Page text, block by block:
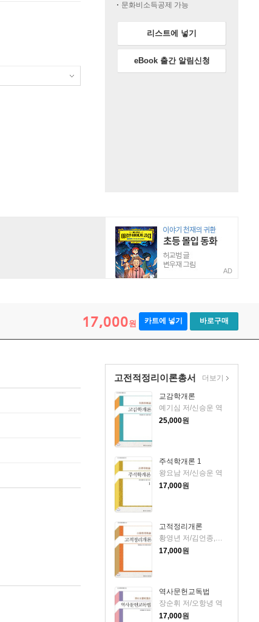
문화비소득공제 가능
리스트에 넣기
eBook 출간 알림신청
AD
17,000원 카트에 넣기 바로구매
고전적정리이론총서
교감학개론
예기심 저/신승운 역
25,000원
주석학개론 1
왕요남 저/신승운 역
17,000원
고적정리개론
17,000원
역사문헌교독법
장순휘 저/오항녕 역
17,000원
더보기